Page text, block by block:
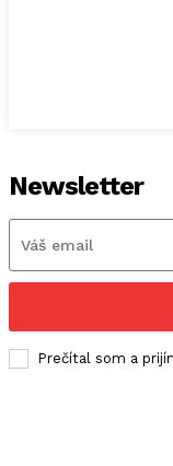
Newsletter
Prečítal som a